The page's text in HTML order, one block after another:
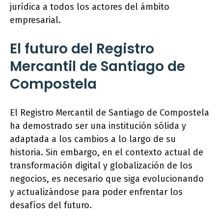
jurídica a todos los actores del ámbito
empresarial.
El futuro del Registro
Mercantil de Santiago de
Compostela
El Registro Mercantil de Santiago de Compostela
ha demostrado ser una institución sólida y
adaptada a los cambios a lo largo de su
historia. Sin embargo, en el contexto actual de
transformación digital y globalización de los
negocios, es necesario que siga evolucionando
y actualizándose para poder enfrentar los
desafíos del futuro.